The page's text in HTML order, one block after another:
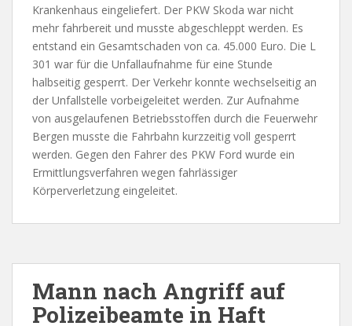
Krankenhaus eingeliefert. Der PKW Skoda war nicht
mehr fahrbereit und musste abgeschleppt werden. Es
entstand ein Gesamtschaden von ca. 45.000 Euro. Die L
301 war für die Unfallaufnahme für eine Stunde
halbseitig gesperrt. Der Verkehr konnte wechselseitig an
der Unfallstelle vorbeigeleitet werden. Zur Aufnahme
von ausgelaufenen Betriebsstoffen durch die Feuerwehr
Bergen musste die Fahrbahn kurzzeitig voll gesperrt
werden. Gegen den Fahrer des PKW Ford wurde ein
Ermittlungsverfahren wegen fahrlässiger
Körperverletzung eingeleitet.
Mann nach Angriff auf
Polizeibeamte in Haft